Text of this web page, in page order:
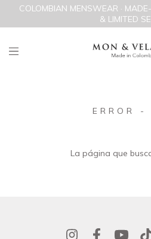
COLOMBIAN MENSWEAR ·
& LIMITED
ERROR -
La página que